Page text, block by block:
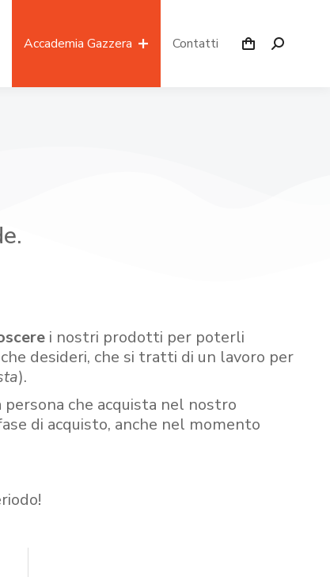
Accademia Gazzera Contatti
i nostri prodotti per poterli
desideri, che si tratti di un lavoro per
).
persona che acquista nel nostro
di acquisto, anche nel momento